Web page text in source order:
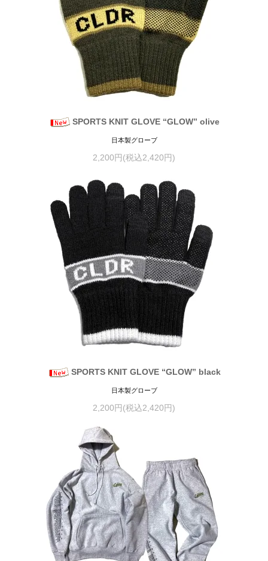
SPORTS KNIT GLOVE “GLOW” olive
日本製グローブ
2,200円(税込2,420円)
SPORTS KNIT GLOVE “GLOW” black
日本製グローブ
2,200円(税込2,420円)